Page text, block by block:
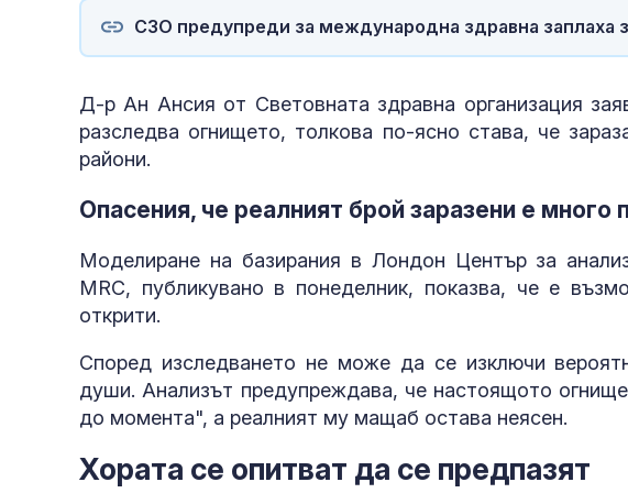
СЗО предупреди за международна здравна заплаха
Д-р Ан Ансия от Световната здравна организация
разследва огнището, толкова по-ясно става, че
райони.
Опасения, че реалният брой заразени е много
Моделиране на базирания в Лондон Център за
MRC, публикувано в понеделник, показва, че е
открити.
Според изследването не може да се изключи
души. Анализът предупреждава, че настоящото
до момента", а реалният му мащаб остава неясен.
Хората се опитват да се предпазят